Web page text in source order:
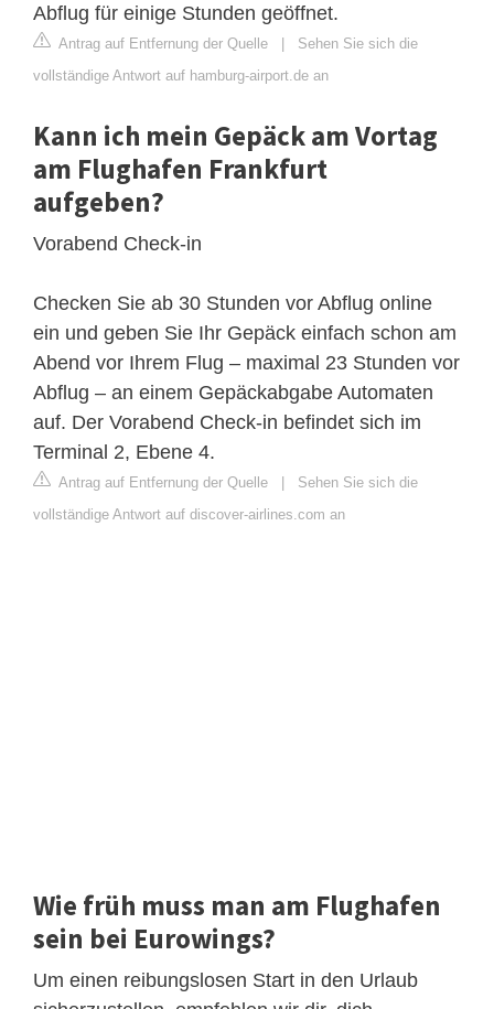
Abflug für einige Stunden geöffnet.
Antrag auf Entfernung der Quelle | Sehen Sie sich die
vollständige Antwort auf hamburg-airport.de an
Kann ich mein Gepäck am Vortag
am Flughafen Frankfurt
aufgeben?
Vorabend Check-in
Checken Sie ab 30 Stunden vor Abflug online
ein und geben Sie Ihr Gepäck einfach schon am
Abend vor Ihrem Flug – maximal 23 Stunden vor
Abflug – an einem Gepäckabgabe Automaten
auf. Der Vorabend Check-in befindet sich im
Terminal 2, Ebene 4.
Antrag auf Entfernung der Quelle | Sehen Sie sich die
vollständige Antwort auf discover-airlines.com an
Wie früh muss man am Flughafen
sein bei Eurowings?
Um einen reibungslosen Start in den Urlaub